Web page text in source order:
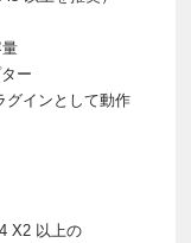
ー
グインとして動作
X2 以上の